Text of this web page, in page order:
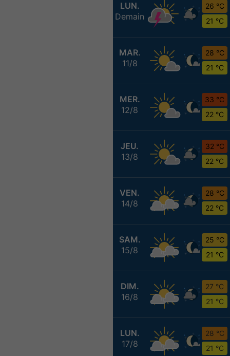
LUN.
Demain
26 °C
21 °C
MAR.
11/8
28 °C
21 °C
MER.
12/8
33 °C
22 °C
JEU.
13/8
32 °C
22 °C
VEN.
14/8
28 °C
22 °C
SAM.
15/8
25 °C
21 °C
DIM.
16/8
27 °C
21 °C
LUN.
17/8
28 °C
21 °C